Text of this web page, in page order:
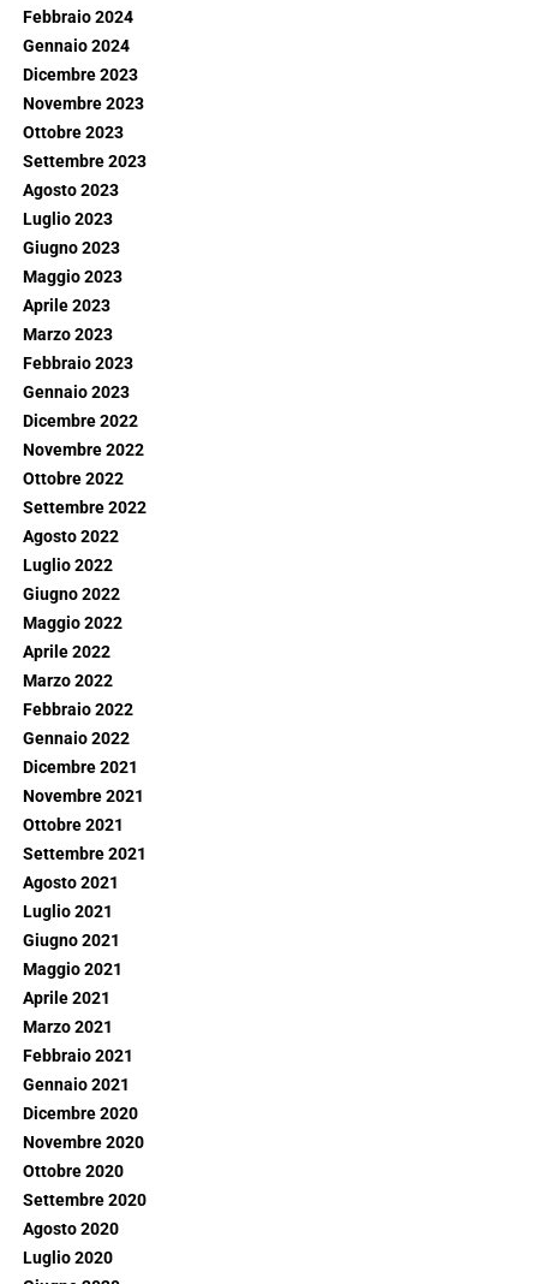
Febbraio 2024
Gennaio 2024
Dicembre 2023
Novembre 2023
Ottobre 2023
Settembre 2023
Agosto 2023
Luglio 2023
Giugno 2023
Maggio 2023
Aprile 2023
Marzo 2023
Febbraio 2023
Gennaio 2023
Dicembre 2022
Novembre 2022
Ottobre 2022
Settembre 2022
Agosto 2022
Luglio 2022
Giugno 2022
Maggio 2022
Aprile 2022
Marzo 2022
Febbraio 2022
Gennaio 2022
Dicembre 2021
Novembre 2021
Ottobre 2021
Settembre 2021
Agosto 2021
Luglio 2021
Giugno 2021
Maggio 2021
Aprile 2021
Marzo 2021
Febbraio 2021
Gennaio 2021
Dicembre 2020
Novembre 2020
Ottobre 2020
Settembre 2020
Agosto 2020
Luglio 2020